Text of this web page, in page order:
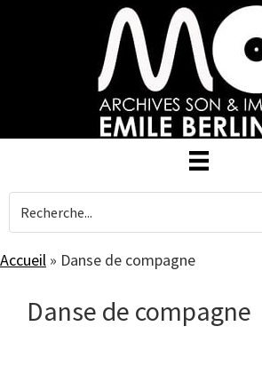
Accueil » Danse de compagne
Danse de compagne